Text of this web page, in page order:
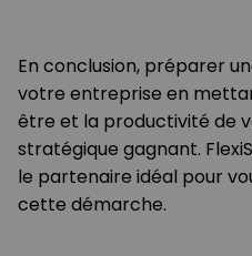
En conclusion, préparer
votre entreprise en
être et la productivité de
stratégique gagnant.
le partenaire idéal pour
cette démarche.